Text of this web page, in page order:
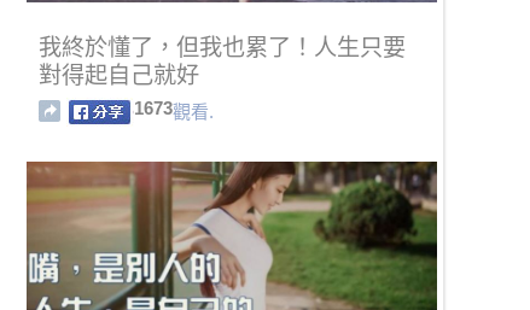
我終於懂了，但我也累了！人生只要
對得起自己就好
1673觀看.